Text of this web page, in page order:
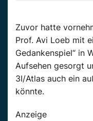
Zuvor hatte
Prof. Avi Loeb mit
Gedankenspiel“ in
Aufsehen gesorgt
3I/Atlas auch ein
könnte.
Anzeige